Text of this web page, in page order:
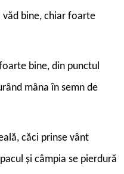
văd bine, chiar foarte
bine, din punctul
mâna în semn de
căci prinse vânt
și câmpia se pierdură